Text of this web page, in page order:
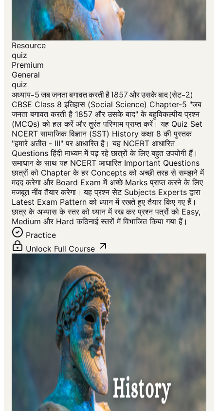
Resource
quiz
Premium
General
quiz
अध्याय-5 जब जनता बगावत करती है 1857 और उसके बाद (सेट-2)
CBSE Class 8 इतिहास (Social Science) Chapter-5 "जब
जनता बगावत करती है 1857 और उसके बाद" के बहुविकल्पीय प्रश्न
(MCQs) को हल करें और तुरंत परिणाम प्राप्त करें। यह Quiz Set
NCERT सामाजिक विज्ञान (SST) History कक्षा 8 की पुस्तक
"हमारे अतीत - III" पर आधारित है। यह NCERT आधारित
Questions हिंदी माध्यम में पढ़ रहे छात्रों के लिए बहुत उपयोगी हैं।
समाधान के साथ यह NCERT आधारित Important Questions
छात्रों को Chapter के हर Concepts को अच्छी तरह से समझने में
मदद करेगा और Board Exam में अच्छे Marks प्राप्त करने के लिए
मजबूत नींव तैयार करेगा। यह प्रश्न सेट Subjects Experts द्वारा
Latest Exam Pattern को ध्यान में रखते हुए तैयार किए गए हैं।
छात्र के अभ्यास के स्तर को ध्यान में रख कर प्रश्न पत्रों को Easy,
Medium और Hard कठिनाई स्तरों में विभाजित किया गया हैं।
Practice
Unlock Full Course